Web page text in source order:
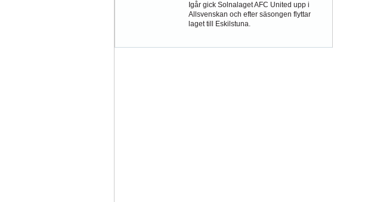
Igår gick Solnalaget AFC United upp i
Allsvenskan och efter säsongen flyttar
laget till Eskilstuna.